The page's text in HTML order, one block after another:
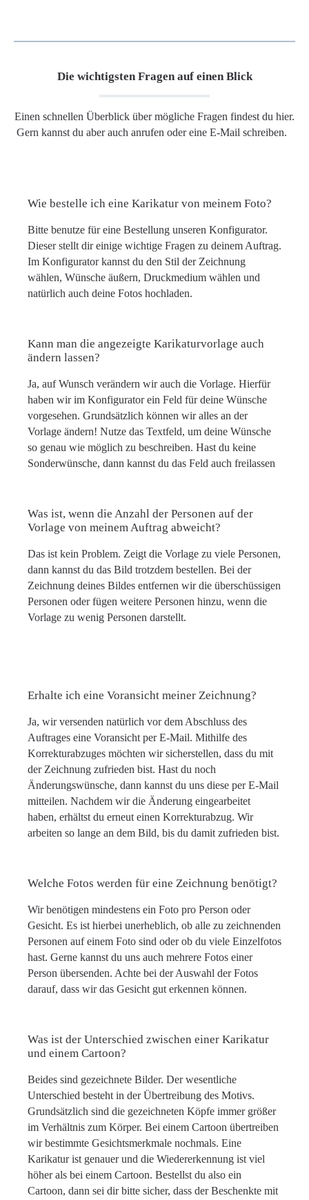
Die wichtigsten Fragen auf einen Blick
Einen schnellen Überblick über mögliche Fragen findest du hier.
Gern kannst du aber auch anrufen oder eine E-Mail schreiben.
Wie bestelle ich eine Karikatur von meinem Foto?
Bitte benutze für eine Bestellung unseren Konfigurator.
Dieser stellt dir einige wichtige Fragen zu deinem Auftrag.
Im Konfigurator kannst du den Stil der Zeichnung
wählen, Wünsche äußern, Druckmedium wählen und
natürlich auch deine Fotos hochladen.
Kann man die angezeigte Karikaturvorlage auch
ändern lassen?
Ja, auf Wunsch verändern wir auch die Vorlage. Hierfür
haben wir im Konfigurator ein Feld für deine Wünsche
vorgesehen. Grundsätzlich können wir alles an der
Vorlage ändern! Nutze das Textfeld, um deine Wünsche
so genau wie möglich zu beschreiben. Hast du keine
Sonderwünsche, dann kannst du das Feld auch freilassen
Was ist, wenn die Anzahl der Personen auf der
Vorlage von meinem Auftrag abweicht?
Das ist kein Problem. Zeigt die Vorlage zu viele Personen,
dann kannst du das Bild trotzdem bestellen. Bei der
Zeichnung deines Bildes entfernen wir die überschüssigen
Personen oder fügen weitere Personen hinzu, wenn die
Vorlage zu wenig Personen darstellt.
Erhalte ich eine Voransicht meiner Zeichnung?
Ja, wir versenden natürlich vor dem Abschluss des
Auftrages eine Voransicht per E-Mail. Mithilfe des
Korrekturabzuges möchten wir sicherstellen, dass du mit
der Zeichnung zufrieden bist. Hast du noch
Änderungswünsche, dann kannst du uns diese per E-Mail
mitteilen. Nachdem wir die Änderung eingearbeitet
haben, erhältst du erneut einen Korrekturabzug. Wir
arbeiten so lange an dem Bild, bis du damit zufrieden bist.
Welche Fotos werden für eine Zeichnung benötigt?
Wir benötigen mindestens ein Foto pro Person oder
Gesicht. Es ist hierbei unerheblich, ob alle zu zeichnenden
Personen auf einem Foto sind oder ob du viele Einzelfotos
hast. Gerne kannst du uns auch mehrere Fotos einer
Person übersenden. Achte bei der Auswahl der Fotos
darauf, dass wir das Gesicht gut erkennen können.
Was ist der Unterschied zwischen einer Karikatur
und einem Cartoon?
Beides sind gezeichnete Bilder. Der wesentliche
Unterschied besteht in der Übertreibung des Motivs.
Grundsätzlich sind die gezeichneten Köpfe immer größer
im Verhältnis zum Körper. Bei einem Cartoon übertreiben
wir bestimmte Gesichtsmerkmale nochmals. Eine
Karikatur ist genauer und die Wiedererkennung ist viel
höher als bei einem Cartoon. Bestellst du also ein
Cartoon, dann sei dir bitte sicher, dass der Beschenkte mit